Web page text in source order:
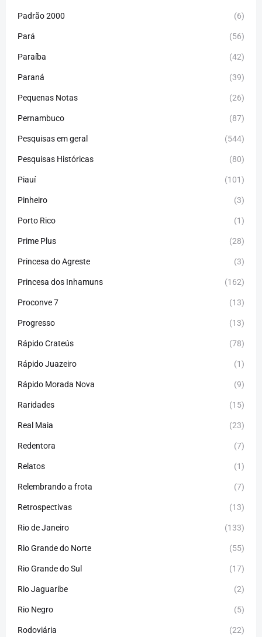
Padrão 2000 (6)
Pará (56)
Paraíba (42)
Paraná (39)
Pequenas Notas (26)
Pernambuco (87)
Pesquisas em geral (544)
Pesquisas Históricas (80)
Piauí (101)
Pinheiro (3)
Porto Rico (1)
Prime Plus (28)
Princesa do Agreste (3)
Princesa dos Inhamuns (162)
Proconve 7 (13)
Progresso (13)
Rápido Crateús (78)
Rápido Juazeiro (1)
Rápido Morada Nova (9)
Raridades (15)
Real Maia (23)
Redentora (7)
Relatos (1)
Relembrando a frota (7)
Retrospectivas (13)
Rio de Janeiro (133)
Rio Grande do Norte (55)
Rio Grande do Sul (17)
Rio Jaguaribe (2)
Rio Negro (5)
Rodoviária (22)